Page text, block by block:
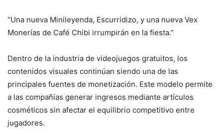
“Una nueva Minileyenda, Escurridizo, y una nueva Vex
Monerías de Café Chibi irrumpirán en la fiesta.”
Dentro de la industria de videojuegos gratuitos, los
contenidos visuales continúan siendo una de las
principales fuentes de monetización. Este modelo permite
a las compañías generar ingresos mediante artículos
cosméticos sin afectar el equilibrio competitivo entre
jugadores.